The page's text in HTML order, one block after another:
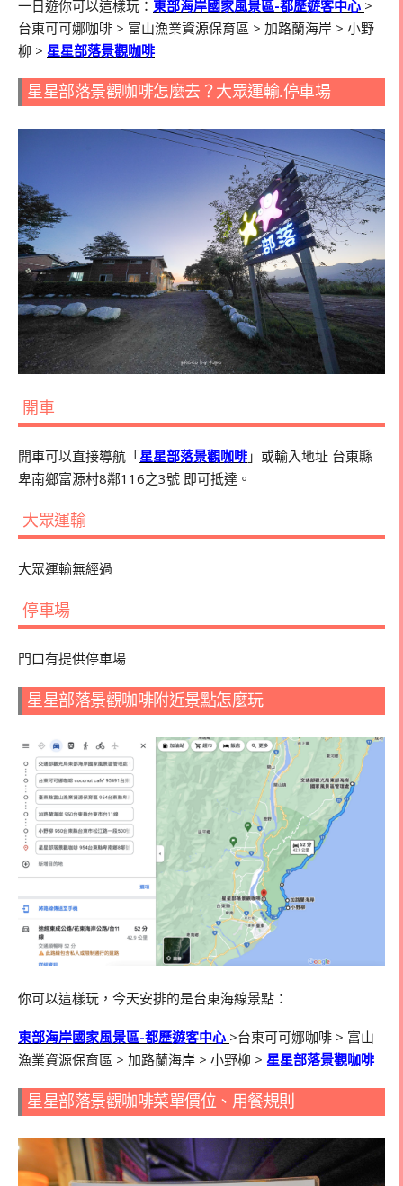
一日遊你可以這樣玩： 東部海岸國家風景區-都歷遊客中心 >
台東可可娜咖啡 > 富山漁業資源保育區 > 加路蘭海岸 > 小野
柳 > 星星部落景觀咖啡
星星部落景觀咖啡怎麼去？大眾運輸.停車場
開車
開車可以直接導航「星星部落景觀咖啡 」或輸入地址 台東縣
卑南鄉富源村8鄰116之3號 即可抵達。
大眾運輸
大眾運輸無經過
停車場
門口有提供停車場
星星部落景觀咖啡附近景點怎麼玩
你可以這樣玩，今天安排的是台東海線景點：
東部海岸國家風景區-都歷遊客中心 >台東可可娜咖啡 > 富山
漁業資源保育區 > 加路蘭海岸 > 小野柳 > 星星部落景觀咖啡
星星部落景觀咖啡菜單價位、用餐規則